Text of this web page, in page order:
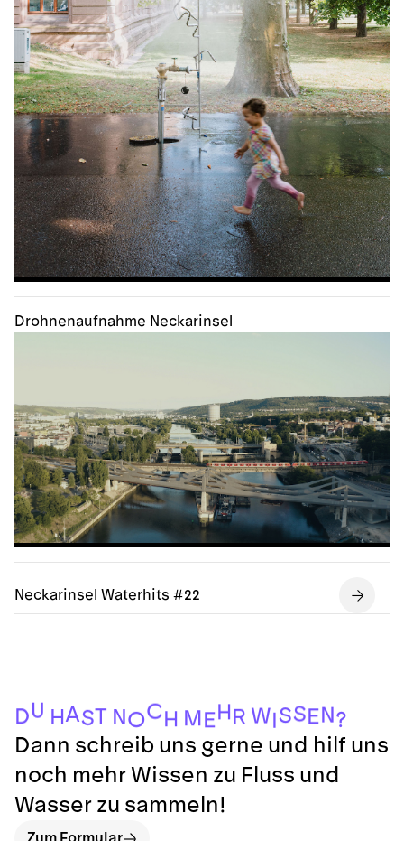
Drohnenaufnahme Neckarinsel
Neckarinsel Waterhits #22
DU H AST N OCH M EH R WISSE N ?
Dann schreib uns gerne und hilf uns
noch mehr Wissen zu Fluss und
Wasser zu sammeln!